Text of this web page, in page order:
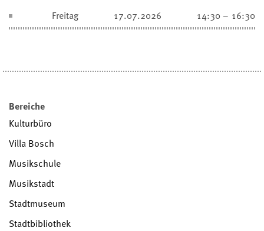
Freitag
17.07.2026 14:30 – 16:30
Bereiche
Kulturbüro
Villa Bosch
Musikschule
Musikstadt
Stadtmuseum
Stadtbibliothek